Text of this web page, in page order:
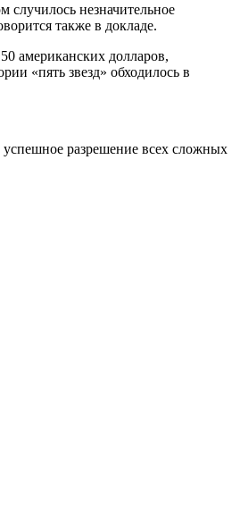
случилось незначительное
также в докладе.
американских долларов,
«пять звезд» обходилось в
разрешение всех сложных